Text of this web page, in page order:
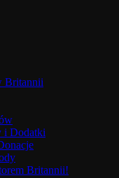
Britannii
i Dodatki
Britannii!